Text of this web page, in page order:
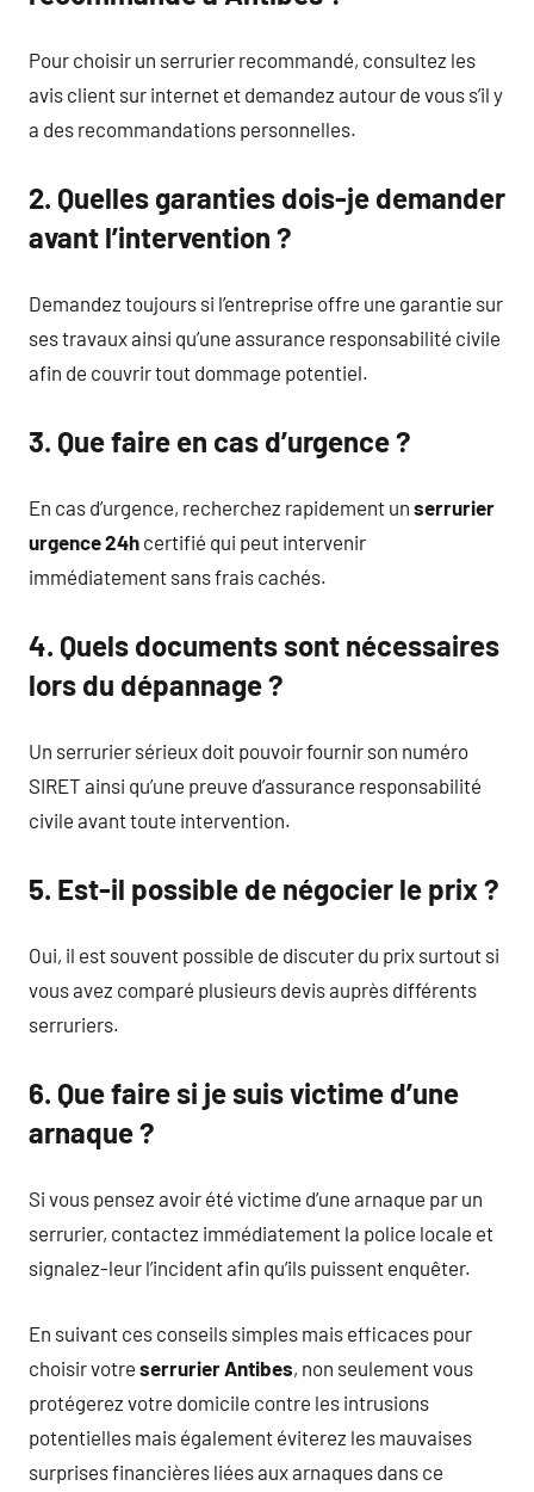
Pour choisir un serrurier recommandé, consultez les
avis client sur internet et demandez autour de vous s’il y
a des recommandations personnelles.
2. Quelles garanties dois-je demander
avant l’intervention ?
Demandez toujours si l’entreprise offre une garantie sur
ses travaux ainsi qu’une assurance responsabilité civile
afin de couvrir tout dommage potentiel.
3. Que faire en cas d’urgence ?
En cas d’urgence, recherchez rapidement un serrurier
urgence 24h certifié qui peut intervenir
immédiatement sans frais cachés.
4. Quels documents sont nécessaires
lors du dépannage ?
Un serrurier sérieux doit pouvoir fournir son numéro
SIRET ainsi qu’une preuve d’assurance responsabilité
civile avant toute intervention.
5. Est-il possible de négocier le prix ?
Oui, il est souvent possible de discuter du prix surtout si
vous avez comparé plusieurs devis auprès différents
serruriers.
6. Que faire si je suis victime d’une
arnaque ?
Si vous pensez avoir été victime d’une arnaque par un
serrurier, contactez immédiatement la police locale et
signalez-leur l’incident afin qu’ils puissent enquêter.
En suivant ces conseils simples mais efficaces pour
choisir votre serrurier Antibes, non seulement vous
protégerez votre domicile contre les intrusions
potentielles mais également éviterez les mauvaises
surprises financières liées aux arnaques dans ce